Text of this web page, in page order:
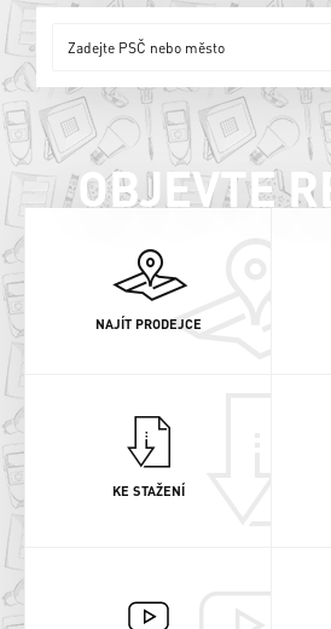
ONLINE
OBJEVTE
NAJÍT PRODEJCE
KE STAŽENÍ